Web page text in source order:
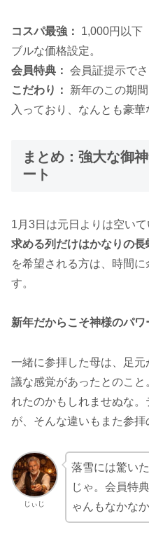
コスパ最強：
1,000円以下
ブルな価格設定。
会員特典： 会員証提示で
こだわり：
新年のこの期
入っており、なんとも豪華
まとめ：強大な御
ート
1月3日は元日よりは空いて
求める列だけはかなりの長
を希望される方は、時間
す。
新年だからこそ神様のパワ
一緒に参拝した母は、足
議な感覚があったとのこ
れたのかもしれませぬな
が、そんな違いもまた参拝
じぃじ
落雪には驚い
じゃ。会員特
ゃんもなかな